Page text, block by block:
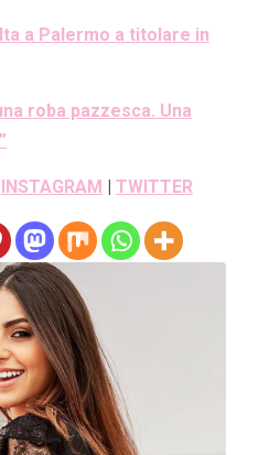
a Palermo a titolare in
roba pazzesca. Una
INSTAGRAM | TWITTER